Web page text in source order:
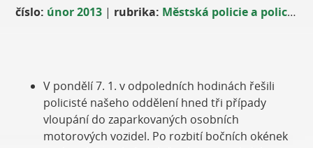
číslo: únor 2013 | rubrika: Městská policie a policie ČR
V pondělí 7. 1. v odpoledních hodinách řešili
policisté našeho oddělení hned tři případy
vloupání do zaparkovaných osobních
motorových vozidel. Po rozbití bočních okének